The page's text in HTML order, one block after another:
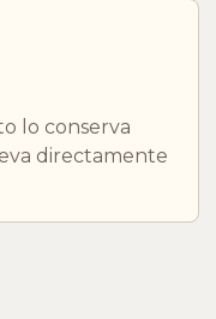
lo conserva
directamente